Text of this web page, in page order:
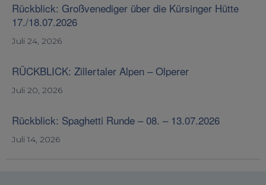
Rückblick: Großvenediger über die Kürsinger Hütte
17./18.07.2026
Juli 24, 2026
RÜCKBLICK: Zillertaler Alpen – Olperer
Juli 20, 2026
Rückblick: Spaghetti Runde – 08. – 13.07.2026
Juli 14, 2026